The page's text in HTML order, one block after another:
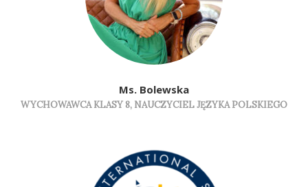
Ms. Bolewska
WYCHOWAWCA KLASY 8, NAUCZYCIEL JĘZYKA POLSKIEGO